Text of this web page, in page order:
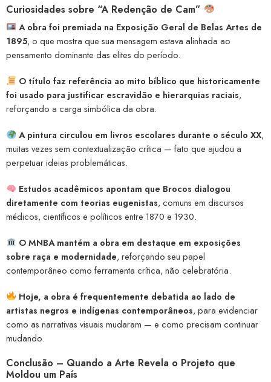
Curiosidades sobre “A Redenção de Cam”
A obra foi premiada na Exposição Geral de Belas Artes de
1895, o que mostra que sua mensagem estava alinhada ao
pensamento dominante das elites do período.
O título faz referência ao mito bíblico que historicamente
foi usado para justificar escravidão e hierarquias raciais,
reforçando a carga simbólica da obra.
A pintura circulou em livros escolares durante o século XX,
muitas vezes sem contextualização crítica — fato que ajudou a
perpetuar ideias problemáticas.
Estudos acadêmicos apontam que Brocos dialogou
diretamente com teorias eugenistas, comuns em discursos
médicos, científicos e políticos entre 1870 e 1930.
O MNBA mantém a obra em destaque em exposições
sobre raça e modernidade, reforçando seu papel
contemporâneo como ferramenta crítica, não celebratória.
Hoje, a obra é frequentemente debatida ao lado de
artistas negros e indígenas contemporâneos, para evidenciar
como as narrativas visuais mudaram — e como precisam continuar
mudando.
Conclusão – Quando a Arte Revela o Projeto que
Moldou um País